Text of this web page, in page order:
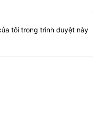
tôi trong trình duyệt này